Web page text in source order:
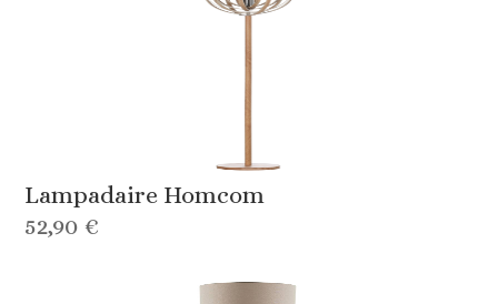
Lampadaire Homcom
52,90 €